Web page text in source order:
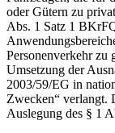
oder Gütern zu
Abs. 1 Satz 1
Personenverkehr zu
Umsetzung der
2003/59/EG in
Zwecken“ verlangt.
Auslegung des § 1